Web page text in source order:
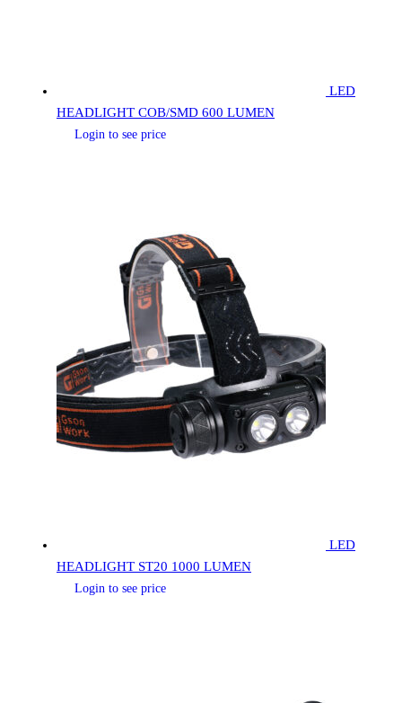
LED
HEADLIGHT COB/SMD 600 LUMEN
Login to see price
LED
HEADLIGHT ST20 1000 LUMEN
Login to see price